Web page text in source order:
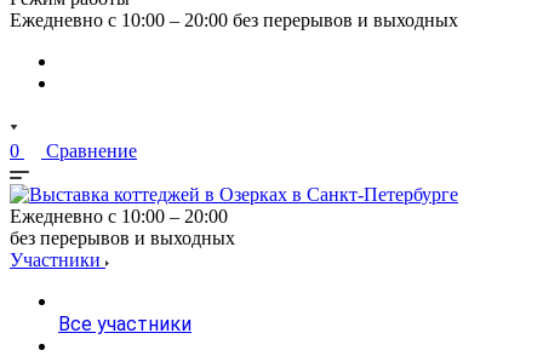
Ежедневно с 10:00 – 20:00 без перерывов и выходных
0 Сравнение
Ежедневно с 10:00 – 20:00
без перерывов и выходных
Участники
Все участники